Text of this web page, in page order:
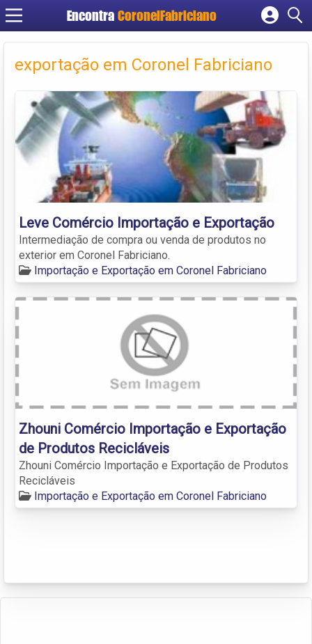
Encontra CoronelFabriciano
Cadastrar empresa
Criar conta
exportação em Coronel Fabriciano
Leve Comércio Importação e Exportação
Intermediação de compra ou venda de produtos no
exterior em Coronel Fabriciano.
Importação e Exportação em Coronel Fabriciano
Zhouni Comércio Importação e Exportação
de Produtos Recicláveis
Zhouni Comércio Importação e Exportação de Produtos
Recicláveis
Importação e Exportação em Coronel Fabriciano